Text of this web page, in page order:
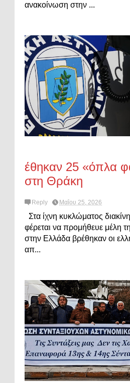
ανακοίνωση στην ...
έθηκαν 25 «όπλα
στη Θράκη
Reply Μαΐου 25, 2026
Στα ίχνη κυκλώματος
φέρεται να προμήθευε μέλη
στην Ελλάδα βρέθηκαν οι
απ...